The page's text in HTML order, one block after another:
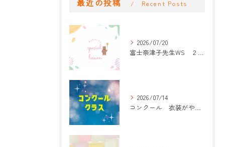
最近の投稿 Recent Posts
2026/07/20
富士奈津子先生WS ２回目
2026/07/14
コンクール 衣装がやって来た！